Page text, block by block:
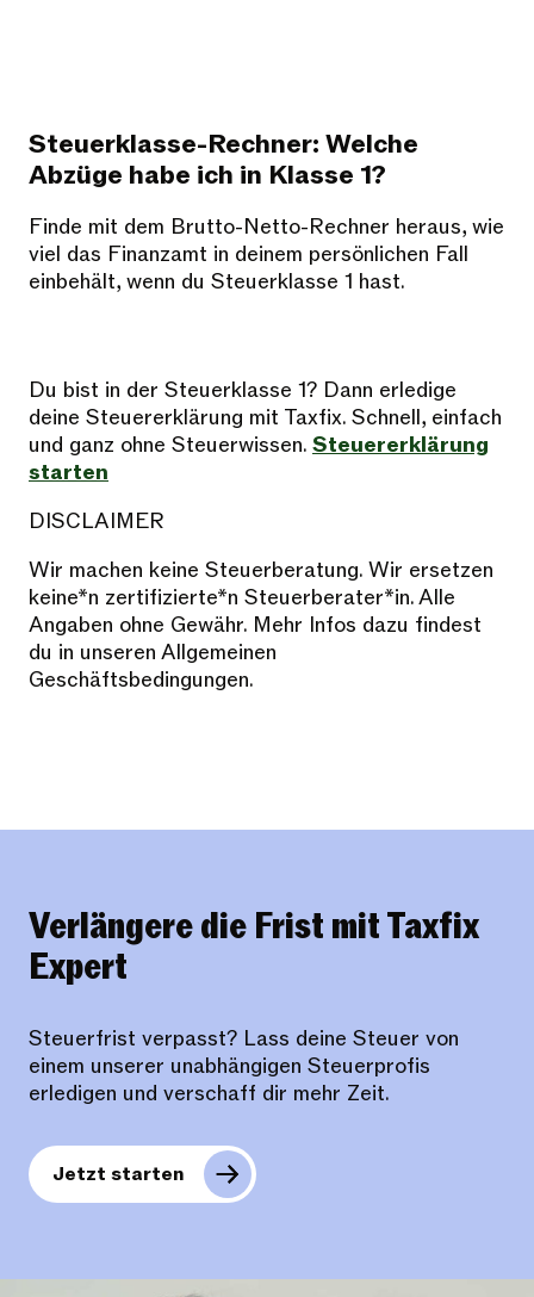
Steuerklasse-Rechner: Welche
Abzüge habe ich in Klasse 1?
Finde mit dem Brutto-Netto-Rechner heraus, wie
viel das Finanzamt in deinem persönlichen Fall
einbehält, wenn du Steuerklasse 1 hast.
Du bist in der Steuerklasse 1? Dann erledige
deine Steuererklärung mit Taxfix. Schnell, einfach
und ganz ohne Steuerwissen. Steuererklärung
starten
DISCLAIMER
Wir machen keine Steuerberatung. Wir ersetzen
keine*n zertifizierte*n Steuerberater*in. Alle
Angaben ohne Gewähr. Mehr Infos dazu findest
du in unseren Allgemeinen
Geschäftsbedingungen.
Verlängere die Frist mit Taxfix
Expert
Steuerfrist verpasst? Lass deine Steuer von
einem unserer unabhängigen Steuerprofis
erledigen und verschaff dir mehr Zeit.
Jetzt starten